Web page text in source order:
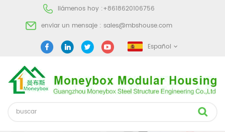
llámenos hoy :+8618620106756
enviar un mensaje : sales@mbshouse.com
Español